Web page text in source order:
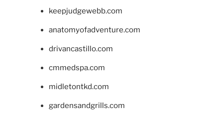
keepjudgewebb.com
anatomyofadventure.com
drivancastillo.com
cmmedspa.com
midletontkd.com
gardensandgrills.com